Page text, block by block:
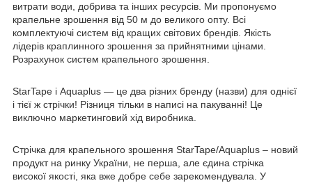
витрати води, добрива та інших ресурсів. Ми пропонуємо
крапельне зрошення від 50 м до великого опту. Всі
комплектуючі систем від кращих світових брендів. Якість
лідерів краплинного зрошення за прийнятними цінами.
Розрахунок систем крапельного зрошення.
StarTape і Aquaplus ― це два різних бренду (назви) для однієї
і тієї ж стрічки! Різниця тільки в написі на пакуванні! Це
виключно маркетинговий хід виробника.
Стрічка для крапельного зрошення StarTape/Aquaplus – новий
продукт на ринку України, не перша, але єдина стрічка
високої якості, яка вже добре себе зарекомендувала. У